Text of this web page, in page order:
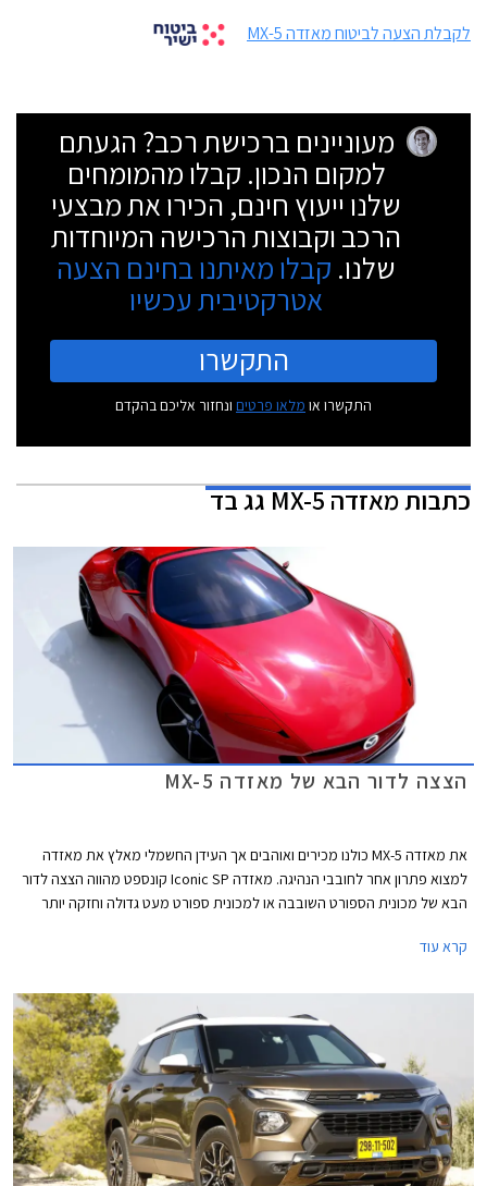
לקבלת הצעה לביטוח מאזדה MX-5
מעוניינים ברכישת רכב? הגעתם
למקום הנכון. קבלו מהמומחים
שלנו ייעוץ חינם, הכירו את מבצעי
הרכב וקבוצות הרכישה המיוחדות
שלנו. קבלו מאיתנו בחינם הצעה
אטרקטיבית עכשיו
התקשרו
התקשרו או מלאו פרטים ונחזור אליכם בהקדם
כתבותמאזדה MX-5 גג בד
הצצה לדור הבא של מאזדה MX-5
את מאזדה MX-5 כולנו מכירים ואוהבים אך העידן החשמלי מאלץ את מאזדה
למצוא פתרון אחר לחובבי הנהיגה. מאזדה Iconic SP קונספט מהווה הצצה לדור
הבא של מכונית הספורט השובבה או למכונית ספורט מעט גדולה וחזקה יותר
קרא עוד